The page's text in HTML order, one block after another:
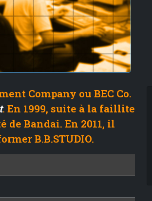
Company ou BEC Co.
. En 1999, suite à la faillite
Bandai. En 2011, il
B.B.STUDIO.